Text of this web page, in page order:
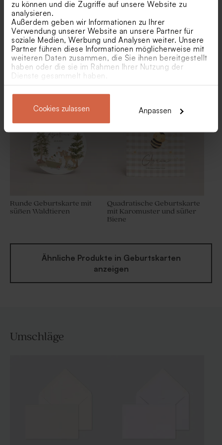
zu können und die Zugriffe auf unsere Website zu
analysieren.
Außerdem geben wir Informationen zu Ihrer
Verwendung unserer Website an unsere Partner für
soziale Medien, Werbung und Analysen weiter. Unsere
Partner führen diese Informationen möglicherweise mit
weiteren Daten zusammen, die Sie ihnen bereitgestellt
haben oder die sie im Rahmen Ihrer Nutzung der
Dienste gesammelt haben.
Cookies zulassen Anpassen
Geburtskarte 'Storch' |
Runde Geburtskarte mit
süßen Waldtieren
Quadratische Geburtskarte
mit Karomuster und süßer
Biene
Ähnliche Produkte in Geburtskarten
anzeigen
Umschläge